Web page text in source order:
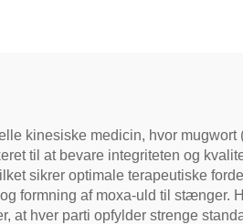
kinesiske medicin, hvor
til at bevare integriteten og
sikrer optimale terapeutiske
formning af moxa-uld til stænger.
at hver parti opfylder strenge